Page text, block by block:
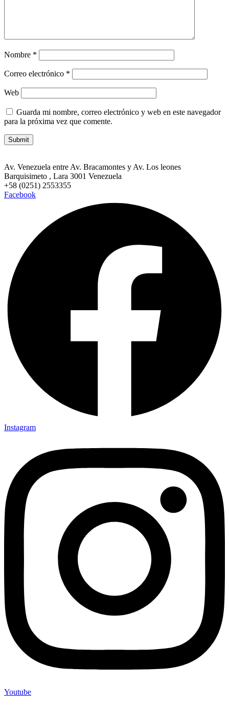
Nombre *
Correo electrónico *
Web
Guarda mi nombre, correo electrónico y web en este navegador
para la próxima vez que comente.
Av. Venezuela entre Av. Bracamontes y Av. Los leones
Barquisimeto , Lara 3001 Venezuela
+58 (0251) 2553355
Facebook
Instagram
Youtube